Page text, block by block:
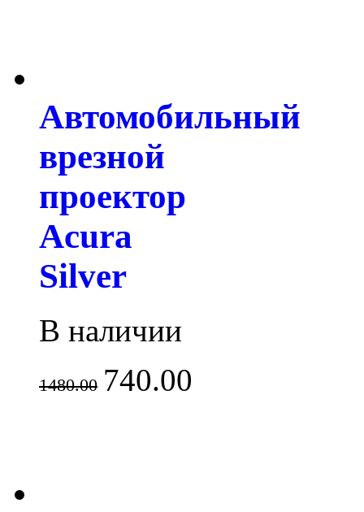
Автомобильный
врезной
проектор
Acura
Silver
В наличии
1480.00 740.00